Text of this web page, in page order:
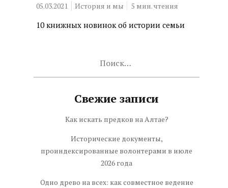
05.03.2021 История и мы 5 мин. чтения
10 книжных новинок об истории семьи
Свежие записи
Как искать предков на Алтае?
Исторические документы,
проиндексированные волонтерами в июле
2026 года
Одно древо на всех: как совместное ведение